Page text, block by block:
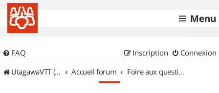
Menu
FAQ Connexion
Inscription
UtagawaVTT (Randos VTT et VTTAE avec traces GPS)
Accueil forum Foire aux questions